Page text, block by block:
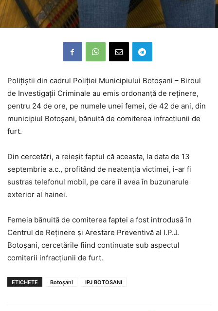
Polițiștii din cadrul Poliției Municipiului Botoșani – Biroul
de Investigații Criminale au emis ordonanță de reținere,
pentru 24 de ore, pe numele unei femei, de 42 de ani, din
municipiul Botoșani, bănuită de comiterea infracțiunii de
furt.
Din cercetări, a reieșit faptul că aceasta, la data de 13
septembrie a.c., profitând de neatenția victimei, i-ar fi
sustras telefonul mobil, pe care îl avea în buzunarule
exterior al hainei.
Femeia bănuită de comiterea faptei a fost introdusă în
Centrul de Reținere și Arestare Preventivă al I.P.J.
Botoșani, cercetările fiind continuate sub aspectul
comiterii infracțiunii de furt.
ETICHETE Botoșani IPJ BOTOSANI